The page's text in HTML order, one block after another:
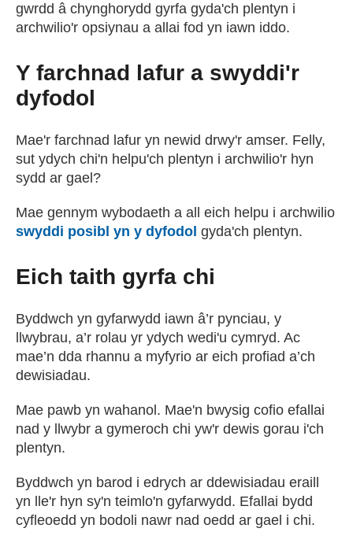
gwrdd â chynghorydd gyrfa gyda'ch plentyn i
archwilio'r opsiynau a allai fod yn iawn iddo.
Y farchnad lafur a swyddi'r
dyfodol
Mae'r farchnad lafur yn newid drwy'r amser. Felly,
sut ydych chi'n helpu'ch plentyn i archwilio'r hyn
sydd ar gael?
Mae gennym wybodaeth a all eich helpu i archwilio
swyddi posibl yn y dyfodol gyda'ch plentyn.
Eich taith gyrfa chi
Byddwch yn gyfarwydd iawn â’r pynciau, y
llwybrau, a’r rolau yr ydych wedi'u cymryd. Ac
mae’n dda rhannu a myfyrio ar eich profiad a’ch
dewisiadau.
Mae pawb yn wahanol. Mae'n bwysig cofio efallai
nad y llwybr a gymeroch chi yw'r dewis gorau i'ch
plentyn.
Byddwch yn barod i edrych ar ddewisiadau eraill
yn lle'r hyn sy'n teimlo'n gyfarwydd. Efallai bydd
cyfleoedd yn bodoli nawr nad oedd ar gael i chi.